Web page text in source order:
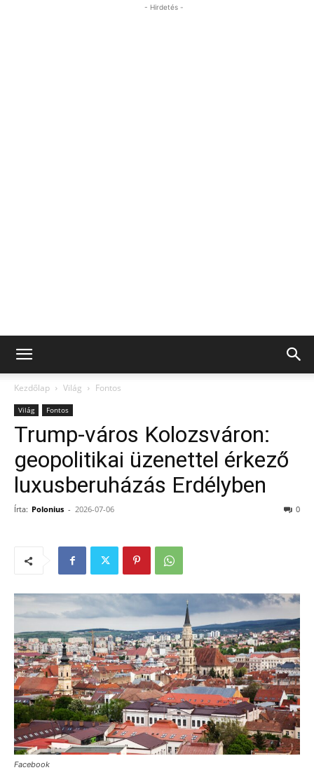
- Hirdetés -
Kezdőlap Világ Fontos
Világ Fontos
Trump‑város Kolozsváron:
geopolitikai üzenettel érkező
luxusberuházás Erdélyben
Írta: Polonius - 2026-07-06 0
Facebook